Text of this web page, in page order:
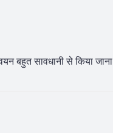
बहुत सावधानी से किया जाना